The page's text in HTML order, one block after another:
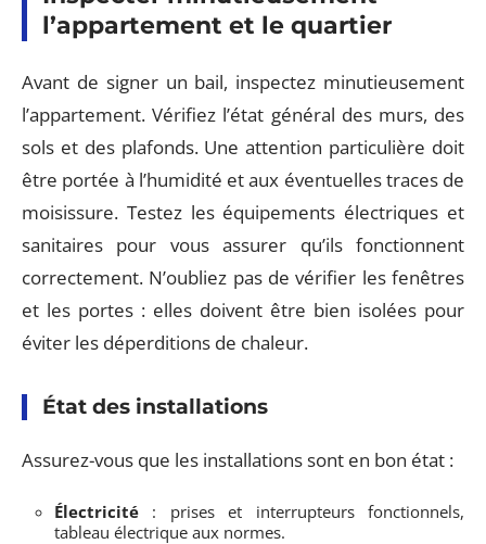
l’appartement et le quartier
Avant de signer un bail, inspectez minutieusement
l’appartement. Vérifiez l’état général des murs, des
sols et des plafonds. Une attention particulière doit
être portée à l’humidité et aux éventuelles traces de
moisissure. Testez les équipements électriques et
sanitaires pour vous assurer qu’ils fonctionnent
correctement. N’oubliez pas de vérifier les fenêtres
et les portes : elles doivent être bien isolées pour
éviter les déperditions de chaleur.
État des installations
Assurez-vous que les installations sont en bon état :
Électricité : prises et interrupteurs fonctionnels,
tableau électrique aux normes.